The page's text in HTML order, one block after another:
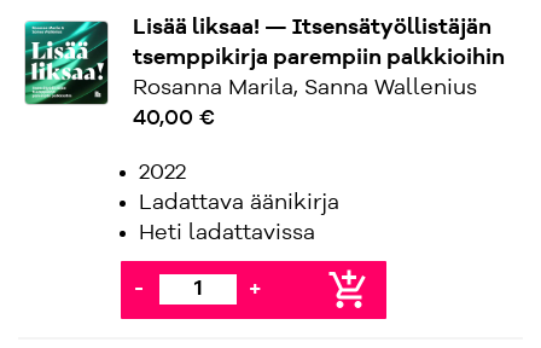
Lisää liksaa! — Itsensätyöllistäjän
tsemppikirja parempiin palkkioihin
Rosanna Marila, Sanna Wallenius
40,00 €
2022
Ladattava äänikirja
Heti ladattavissa
- + add_shopping_cart